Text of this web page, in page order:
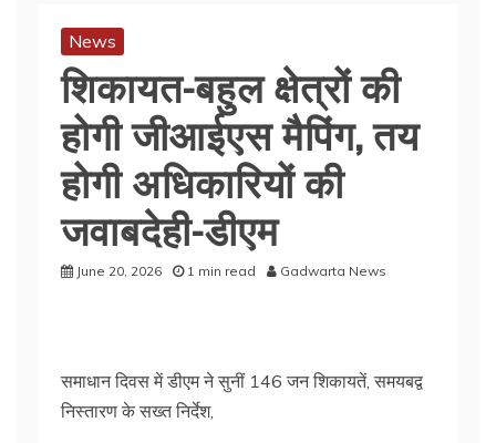
News
शिकायत-बहुल क्षेत्रों की
होगी जीआईएस मैपिंग, तय
होगी अधिकारियों की
जवाबदेही-डीएम
June 20, 2026 1 min read Gadwarta News
समाधान दिवस में डीएम ने सुनीं 146 जन शिकायतें, समयबद्व
निस्तारण के सख्त निर्देश,